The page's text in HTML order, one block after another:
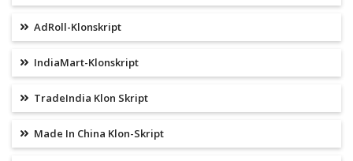
AdRoll-Klonskript
IndiaMart-Klonskript
TradeIndia Klon Skript
Made In China Klon-Skript